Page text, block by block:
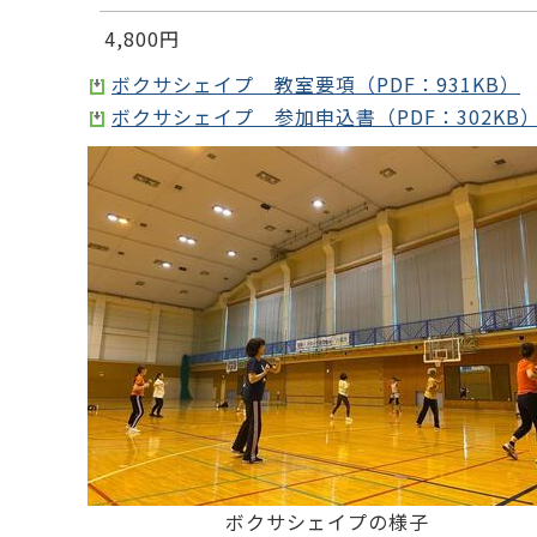
4,800円
ボクサシェイプ 教室要項（PDF：931KB）
ボクサシェイプ 参加申込書（PDF：302KB
ボクサシェイプの様子